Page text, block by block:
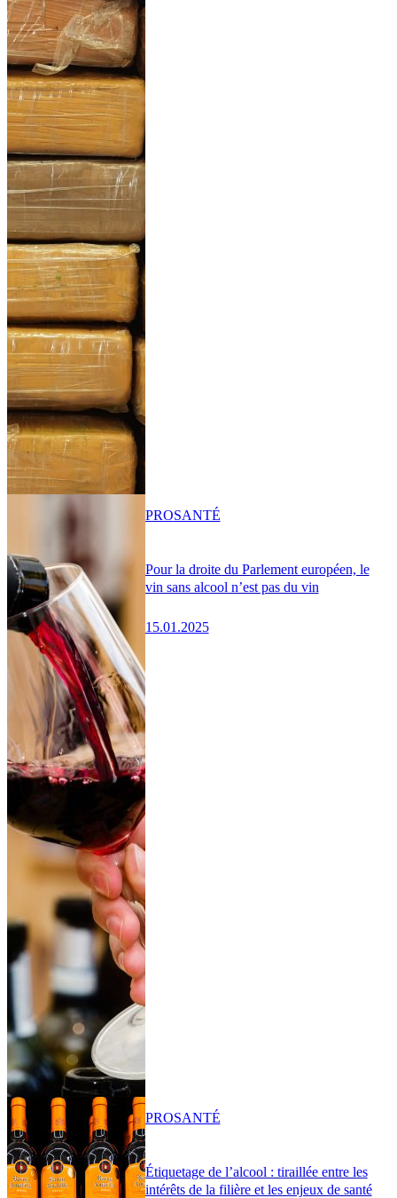
Pour la droite du Parlement européen, le
vin sans alcool n’est pas du vin
15.01.2025
PROSANTÉ
Étiquetage de l’alcool : tiraillée entre les
intérêts de la filière et les enjeux de santé
PROSANTÉ